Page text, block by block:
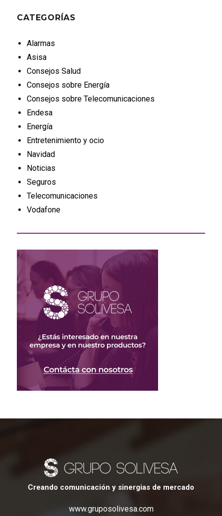
CATEGORÍAS
Alarmas
Asisa
Consejos Salud
Consejos sobre Energía
Consejos sobre Telecomunicaciones
Endesa
Energía
Entretenimiento y ocio
Navidad
Noticias
Seguros
Telecomunicaciones
Vodafone
Creando comunicación y sinergias de mercado
www.gruposolivesa.com